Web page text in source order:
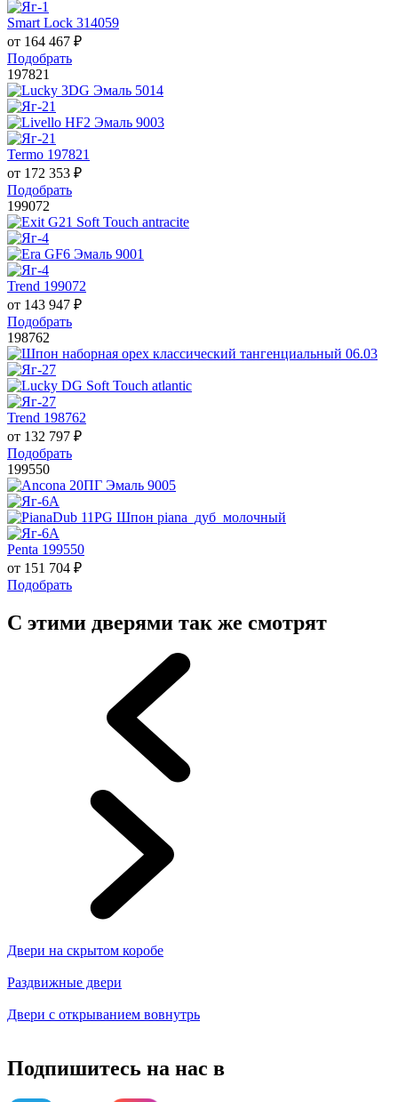
Smart Lock 314059
от 164 467 ₽
Подобрать
197821
Termo 197821
от 172 353 ₽
Подобрать
199072
Trend 199072
от 143 947 ₽
Подобрать
198762
Trend 198762
от 132 797 ₽
Подобрать
199550
Penta 199550
от 151 704 ₽
Подобрать
С этими дверями так же смотрят
Двери на скрытом коробе
Раздвижные двери
Двери с открыванием вовнутрь
Подпишитесь на нас в